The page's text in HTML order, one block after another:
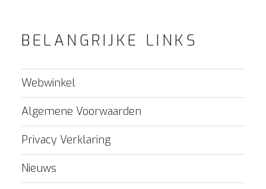
BELANGRIJKE LINKS
Webwinkel
Algemene Voorwaarden
Privacy Verklaring
Nieuws